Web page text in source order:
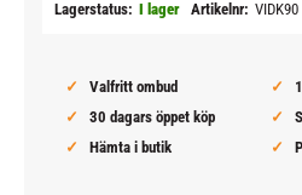
Lagerstatus I lager Artikelnr VIDK90
Valfritt ombud
30 dagars öppet köp
Hämta i butik